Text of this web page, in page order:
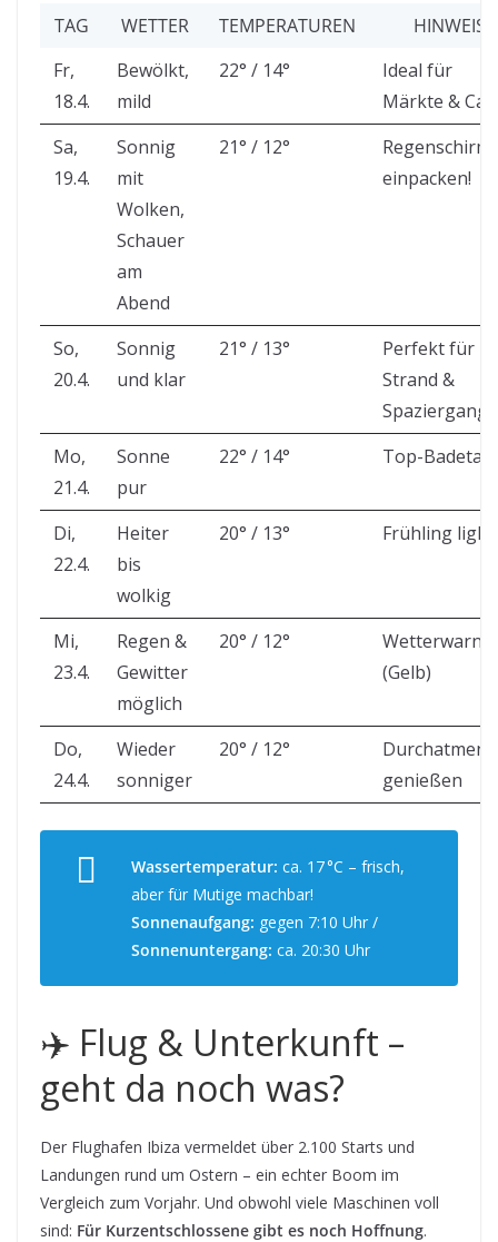
TAG WETTER TEMPERATUREN
HINWEIS
Fr,
18.4.
Bewölkt,
mild
22° / 14°
Ideal für
Märkte &
Sa,
19.4.
Sonnig
mit
Wolken,
Schauer
am
Abend
21° / 12°
Regenschirm
einpacken!
So,
20.4.
Sonnig
und klar
21° / 13°
Perfekt für
Strand &
Spaziergang
Mo,
21.4.
Sonne
pur
22° / 14° Top-Badetag
Di,
22.4.
Heiter
bis
wolkig
20° / 13° Frühling light
Mi,
23.4.
Regen &
Gewitter
möglich
20° / 12°
(Gelb)
Do,
24.4.
Wieder
sonniger
20° / 12°
Durchatmen
genießen
Wassertemperatur: ca. 17 °C – frisch,
aber für Mutige machbar!
Sonnenaufgang: gegen 7:10 Uhr /
Sonnenuntergang: ca. 20:30 Uhr
✈️ Flug & Unterkunft –
geht da noch was?
Der Flughafen Ibiza vermeldet über 2.100 Starts und
Landungen rund um Ostern – ein echter Boom im
Vergleich zum Vorjahr. Und obwohl viele Maschinen voll
sind: Für Kurzentschlossene gibt es noch Hoffnung.